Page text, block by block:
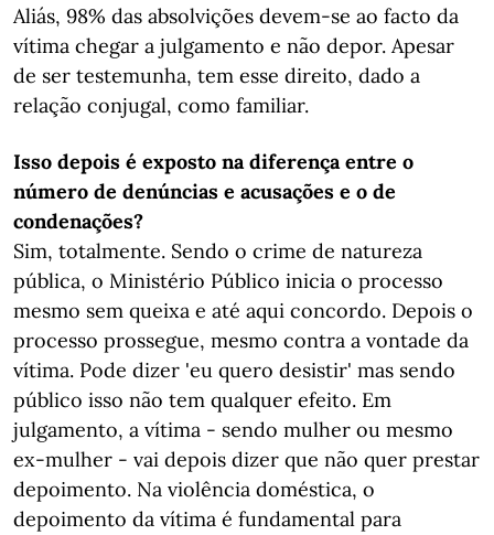
Aliás, 98% das absolvições devem-se ao facto da
vítima chegar a julgamento e não depor. Apesar
de ser testemunha, tem esse direito, dado a
relação conjugal, como familiar.
Isso depois é exposto na diferença entre o
número de denúncias e acusações e o de
condenações?
Sim, totalmente. Sendo o crime de natureza
pública, o Ministério Público inicia o processo
mesmo sem queixa e até aqui concordo. Depois o
processo prossegue, mesmo contra a vontade da
vítima. Pode dizer 'eu quero desistir' mas sendo
público isso não tem qualquer efeito. Em
julgamento, a vítima - sendo mulher ou mesmo
ex-mulher - vai depois dizer que não quer prestar
depoimento. Na violência doméstica, o
depoimento da vítima é fundamental para